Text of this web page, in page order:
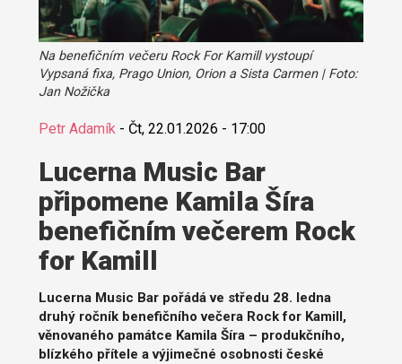
Na benefičním večeru Rock For Kamill vystoupí
Vypsaná fixa, Prago Union, Orion a Sista Carmen | Foto:
Jan Nožička
Petr Adamík- Čt, 22.01.2026 - 17:00
Lucerna Music Bar
připomene Kamila Šíra
benefičním večerem Rock
for Kamill
Lucerna Music Bar pořádá ve středu 28. ledna
druhý ročník benefičního večera Rock for Kamill,
věnovaného památce Kamila Šíra – produkčního,
blízkého přítele a výjimečné osobnosti české